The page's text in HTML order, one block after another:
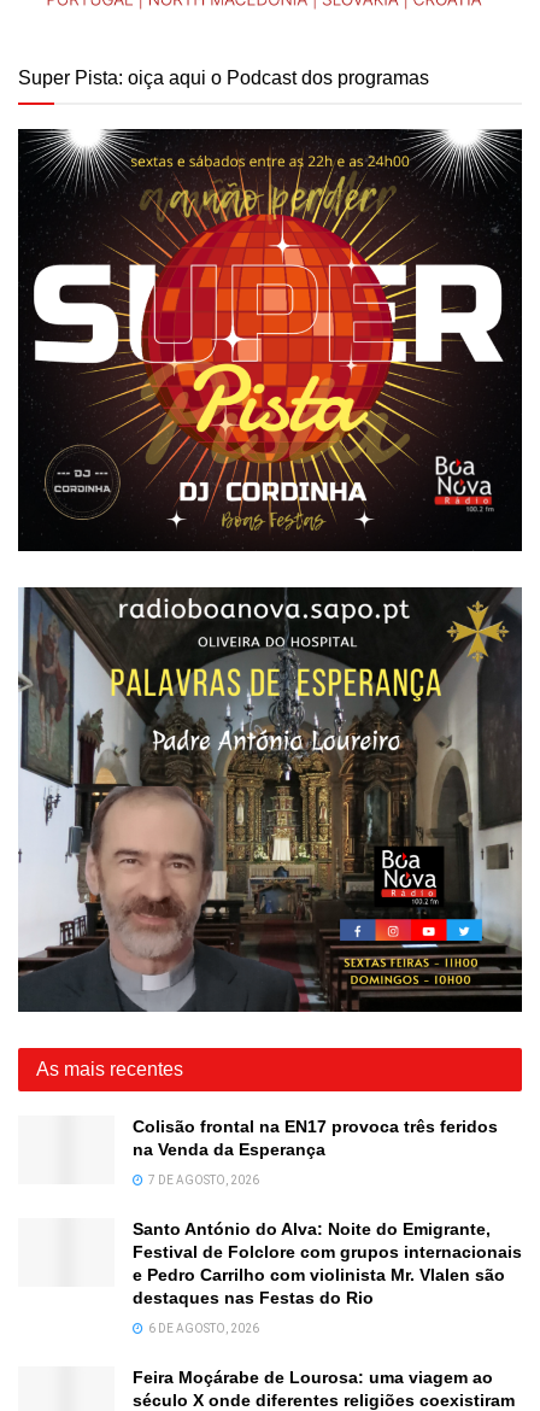
Super Pista: oiça aqui o Podcast dos programas
As mais recentes
Colisão frontal na EN17 provoca três feridos
na Venda da Esperança
7 DE AGOSTO, 2026
Santo António do Alva: Noite do Emigrante,
Festival de Folclore com grupos internacionais
e Pedro Carrilho com violinista Mr. Vlalen são
destaques nas Festas do Rio
6 DE AGOSTO, 2026
Feira Moçárabe de Lourosa: uma viagem ao
século X onde diferentes religiões coexistiram